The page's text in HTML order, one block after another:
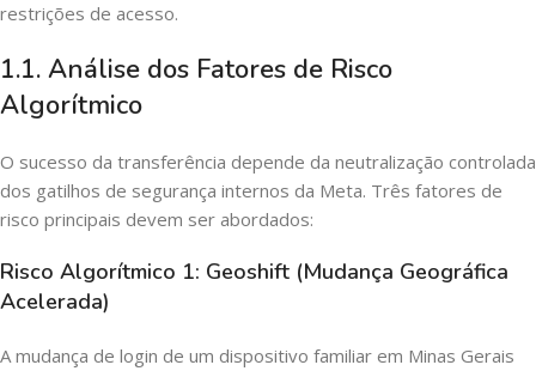
restrições de acesso.
1.1. Análise dos Fatores de Risco
Algorítmico
O sucesso da transferência depende da neutralização controlada
dos gatilhos de segurança internos da Meta. Três fatores de
risco principais devem ser abordados:
Risco Algorítmico 1: Geoshift (Mudança Geográfica
Acelerada)
A mudança de login de um dispositivo familiar em Minas Gerais